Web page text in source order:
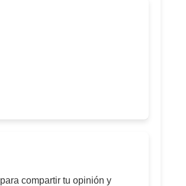
para compartir tu opinión y